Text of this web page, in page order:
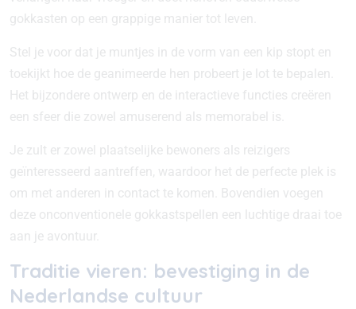
gokkasten op een grappige manier tot leven.
Stel je voor dat je muntjes in de vorm van een kip stopt en
toekijkt hoe de geanimeerde hen probeert je lot te bepalen.
Het bijzondere ontwerp en de interactieve functies creëren
een sfeer die zowel amuserend als memorabel is.
Je zult er zowel plaatselijke bewoners als reizigers
geïnteresseerd aantreffen, waardoor het de perfecte plek is
om met anderen in contact te komen. Bovendien voegen
deze onconventionele gokkastspellen een luchtige draai toe
aan je avontuur.
Traditie vieren: bevestiging in de
Nederlandse cultuur